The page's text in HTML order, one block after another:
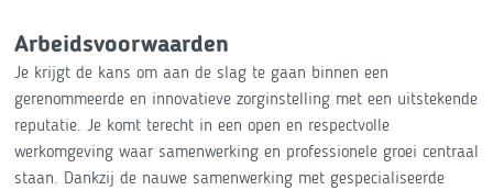
Arbeidsvoorwaarden
Je krijgt de kans om aan de slag te gaan binnen een
gerenommeerde en innovatieve zorginstelling met een uitstekende
reputatie. Je komt terecht in een open en respectvolle
werkomgeving waar samenwerking en professionele groei centraal
staan. Dankzij de nauwe samenwerking met gespecialiseerde